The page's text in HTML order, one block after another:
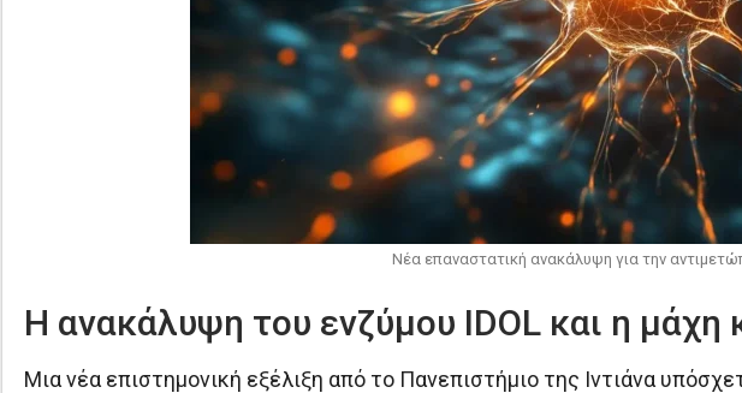
Νέα επαναστατική ανακάλυψη για την
Η ανακάλυψη του ενζύμου IDOL και η μάχη
Μια νέα επιστημονική εξέλιξη από το Πανεπιστήμιο της Ιντιάνα